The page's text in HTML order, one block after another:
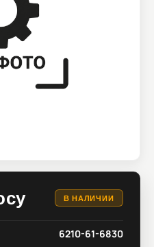
В НАЛИЧИИ
6210-61-6830